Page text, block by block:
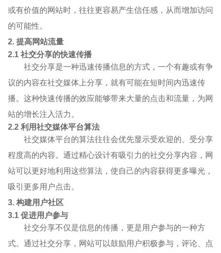
或有价值的网站时，往往更容易产生信任感，从而增加访问
的可能性。
2. 提高网站流量
2.1 社交分享的快速传播
社交分享是一种迅速传播信息的方式，一个有趣或有争
议的内容在社交媒体上分享，就有可能在短时间内迅速传
播。这种快速传播的效应能够带来大量的点击和流量，为网
站的增长注入活力。
2.2 利用社交媒体平台算法
社交媒体平台的算法往往会优先显示受欢迎的、受分享
程度高的内容。通过精心设计有吸引力的社交分享内容，网
站可以更好地利用这些算法，使自己的内容获得更多曝光，
吸引更多用户点击。
3. 构建用户社区
3.1 促进用户参与
社交分享不仅是信息的传播，更是用户参与的一种方
式。通过社交分享，网站可以鼓励用户积极参与，评论、点